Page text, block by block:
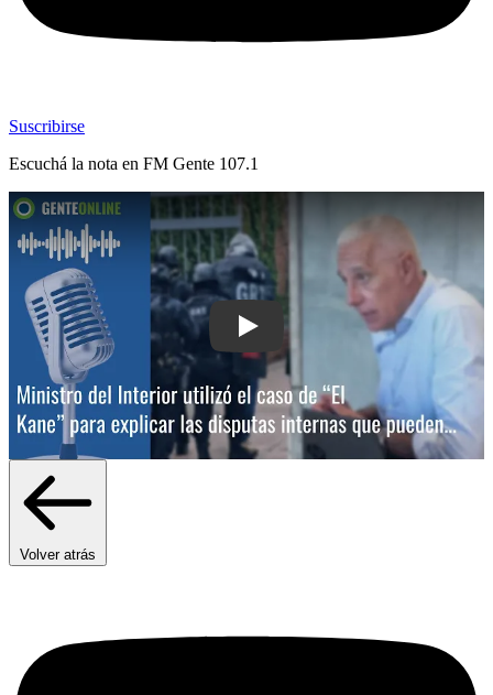
Suscribirse
Escuchá la nota en FM Gente 107.1
Play: Ministro del Interior utilizó el
Volver atrás